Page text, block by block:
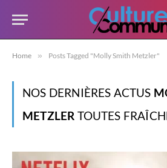
Home » Posts Tagged "Molly Smith Metzler"
NOS DERNIÈRES ACTUS
METZLER TOUTES